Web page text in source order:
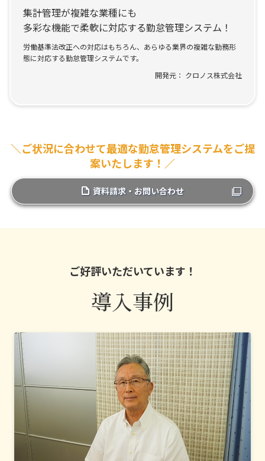
集計管理が複雑な業種にも
多彩な機能で柔軟に対応する勤怠管理システム！
労働基準法改正への対応はもちろん、あらゆる業界の複雑な勤務形
態に対応する勤怠管理システムです。
クロノス株式会社
＼ご状況に合わせて最適な勤怠管理システムをご提
案いたします！／
資料請求・お問い合わせ
ご好評いただいています！
導入事例